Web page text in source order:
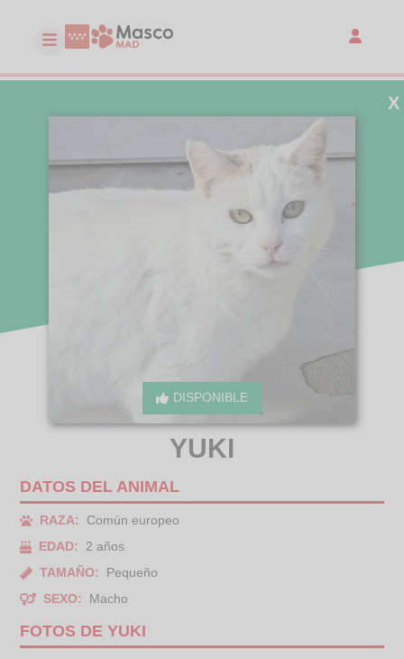
DISPONIBLE
X
YUKI
DATOS DEL ANIMAL
RAZA:
Común europeo
EDAD:
2 años
TAMAÑO:
Pequeño
SEXO:
Macho
FOTOS DE YUKI